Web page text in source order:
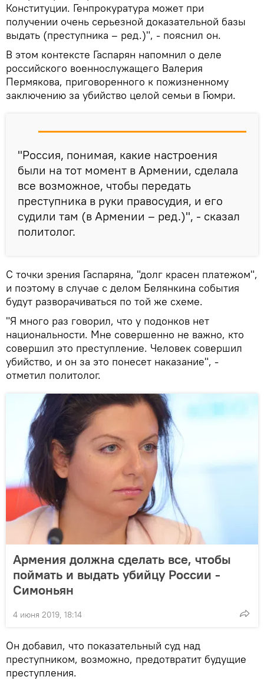
Конституции. Генпрокуратура может при
получении очень серьезной доказательной базы
выдать (преступника – ред.)", - пояснил он.
В этом контексте Гаспарян напомнил о деле
российского военнослужащего Валерия
Пермякова, приговоренного к пожизненному
заключению за убийство целой семьи в Гюмри.
"Россия, понимая, какие настроения
были на тот момент в Армении, сделала
все возможное, чтобы передать
преступника в руки правосудия, и его
судили там (в Армении – ред.)", - сказал
политолог.
С точки зрения Гаспаряна, "долг красен платежом",
и поэтому в случае с делом Белянкина события
будут разворачиваться по той же схеме.
"Я много раз говорил, что у подонков нет
национальности. Мне совершенно не важно, кто
совершил это преступление. Человек совершил
убийство, и он за это понесет наказание", -
отметил политолог.
Армения должна сделать все, чтобы
поймать и выдать убийцу России -
Симоньян
4 июня 2019, 18:14
Он добавил, что показательный суд над
преступником, возможно, предотвратит будущие
преступления.